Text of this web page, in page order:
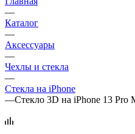
—
Каталог
—
Аксессуары
—
Чехлы и стекла
—
Стекла на iPhone
—Стекло 3D на iPhone 13 Pro